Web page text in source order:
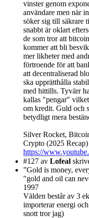
vinster genom
användare men när
söker sig till säkrare
snabbt är oklart
de som tror att
kommer att bli
mer likheter med
förtroende för att
att decentraliserad
ska upprätthålla
med hittills. Tyvärr
kallas "pengar" vilket
om kredit. Guld och
betydligt mera
Silver Rocket,
Crypto (2025 Recap)
https://
#127 av Lofeal
”Gold is money,
"gold and oil can
1997
Välden består av 3
importerar energi
snott tror jag)